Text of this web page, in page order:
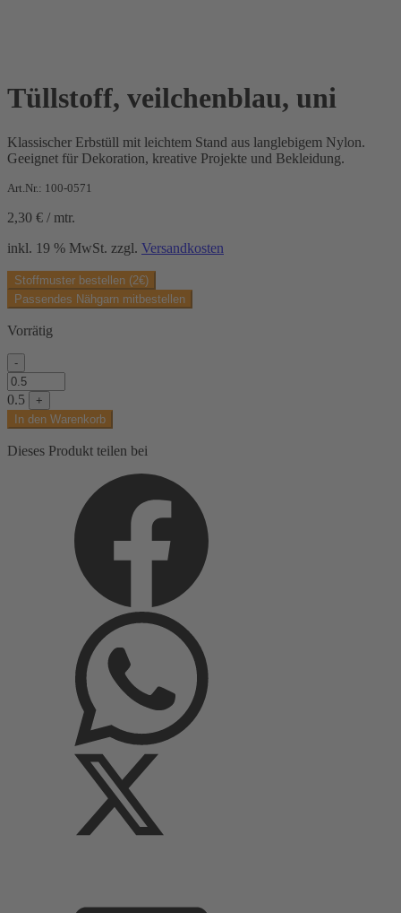
Tüllstoff, veilchenblau, uni
Klassischer Erbstüll mit leichtem Stand aus langlebigem Nylon.
Geeignet für Dekoration, kreative Projekte und Bekleidung.
Art.Nr.: 100-0571
2,30 € / mtr.
inkl. 19 % MwSt. zzgl. Versandkosten
Stoffmuster bestellen (2€)
Passendes Nähgarn mitbestellen
Vorrätig
-
Tüllstoff,
veilchenblau,
uni
Menge
0.5
+
In den Warenkorb
Dieses Produkt teilen bei